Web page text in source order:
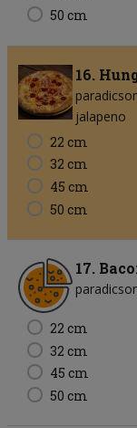
50 cm
16.
jalapeno
22 cm
32 cm
45 cm
50 cm
17.
22 cm
32 cm
45 cm
50 cm